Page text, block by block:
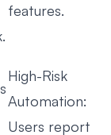
features.
High-Risk
Automation:
Users report